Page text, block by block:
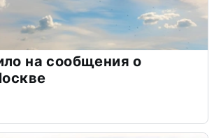
на сообщения о